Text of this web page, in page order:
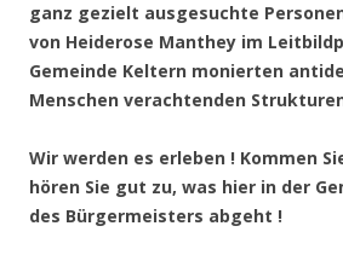
ganz gezielt ausgesuchte
von Heiderose Manthey im
Gemeinde Keltern monierten
Menschen verachtenden
Wir werden es erleben ! Kommen
hören Sie gut zu, was hier in der
des Bürgermeisters abgeht !